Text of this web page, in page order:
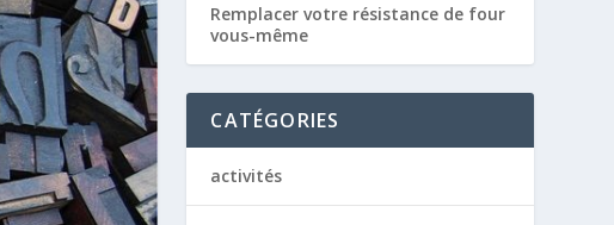
Remplacer votre résistance de four
vous-même
CATÉGORIES
activités